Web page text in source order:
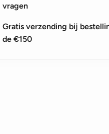
vragen
Gratis verzending bij
de €150